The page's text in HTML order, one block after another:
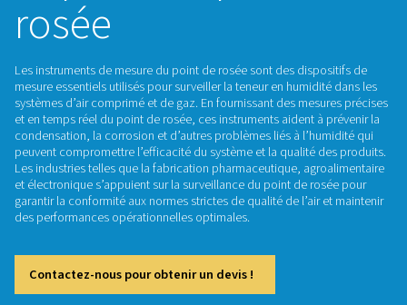
Capteur de point
rosée
Les instruments de mesure du point de rosée sont des
mesure essentiels utilisés pour surveiller la teneur en
systèmes d’air comprimé et de gaz. En fournissant des
et en temps réel du point de rosée, ces instruments aident